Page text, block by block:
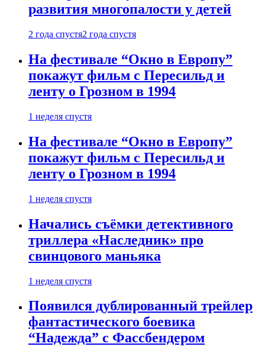
развития многопалости у детей
2 года спустя2 года спустя
На фестивале “Окно в Европу”
покажут фильм с Пересильд и
ленту о Грозном в 1994
1 неделя спустя
На фестивале “Окно в Европу”
покажут фильм с Пересильд и
ленту о Грозном в 1994
1 неделя спустя
Начались съёмки детективного
триллера «Наследник» про
свинцового маньяка
1 неделя спустя
Появился дублированный трейлер
фантастического боевика
“Надежда” с Фассбендером